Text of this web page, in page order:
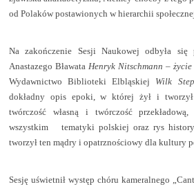
od Polaków postawionych w hierarchii
Na zakończenie Sesji Naukowej odbyła
Anastazego Bławata Henryk Nitschmann – życie
Wydawnictwo Biblioteki Elbląskiej Wilk
dokładny opis epoki, w której żył i
twórczość własną i twórczość
wszystkim
tematyki polskiej oraz rys
tworzył ten mądry i opatrznościowy dla kultury
Sesję uświetnił występ chóru kameralnego